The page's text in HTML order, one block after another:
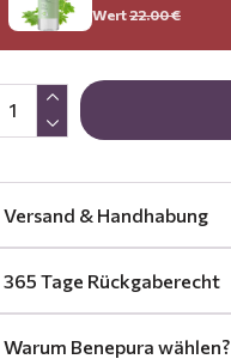
Wert22.00 €
Versand & Handhabung
365 Tage Rückgaberecht
Warum Benepura wählen?